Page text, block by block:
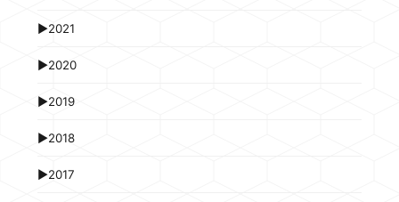
►2021
►2020
►2019
►2018
►2017